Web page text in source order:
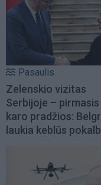
Pasaulis
Zelenskio vizitas
Serbijoje –
karo pradžios:
laukia keblūs